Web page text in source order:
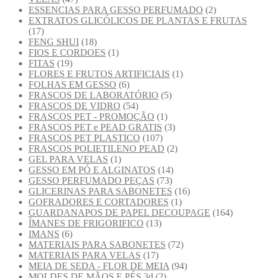
ESSENCIAS PARA GESSO PERFUMADO (2)
EXTRATOS GLICÓLICOS DE PLANTAS E FRUTAS
(17)
FENG SHUI (18)
FIOS E CORDOES (1)
FITAS (19)
FLORES E FRUTOS ARTIFICIAIS (1)
FOLHAS EM GESSO (6)
FRASCOS DE LABORATÓRIO (5)
FRASCOS DE VIDRO (54)
FRASCOS PET - PROMOÇÃO (1)
FRASCOS PET e PEAD GRATIS (3)
FRASCOS PET PLASTICO (107)
FRASCOS POLIETILENO PEAD (2)
GEL PARA VELAS (1)
GESSO EM PÓ E ALGINATOS (14)
GESSO PERFUMADO PEÇAS (73)
GLICERINAS PARA SABONETES (16)
GOFRADORES E CORTADORES (1)
GUARDANAPOS DE PAPEL DECOUPAGE (164)
ÍMANES DE FRIGORIFICO (13)
IMANS (6)
MATERIAIS PARA SABONETES (72)
MATERIAIS PARA VELAS (17)
MEIA DE SEDA - FLOR DE MEIA (94)